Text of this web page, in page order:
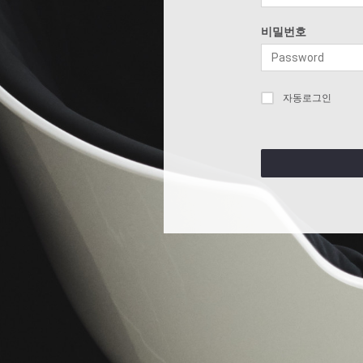
비밀번호
자동로그인